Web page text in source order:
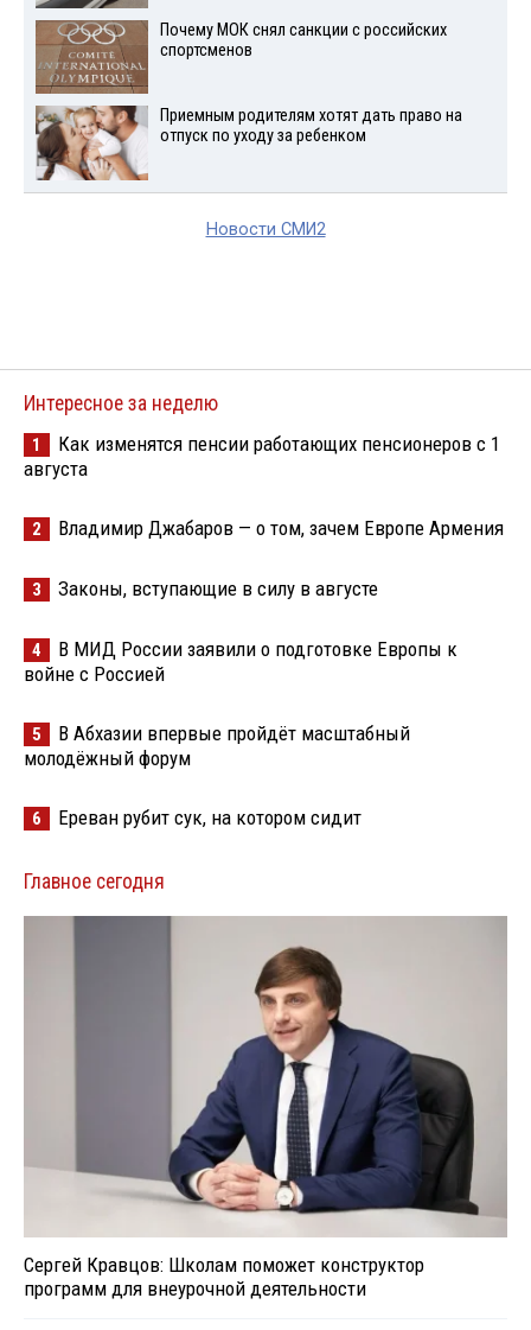
Почему МОК снял санкции с российских
спортсменов
Приемным родителям хотят дать право на
отпуск по уходу за ребенком
Новости СМИ2
Интересное за неделю
1
Как изменятся пенсии работающих пенсионеров с 1
августа
2 Владимир Джабаров — о том, зачем Европе Армения
3 Законы, вступающие в силу в августе
4
В МИД России заявили о подготовке Европы к
войне с Россией
5
В Абхазии впервые пройдёт масштабный
молодёжный форум
6 Ереван рубит сук, на котором сидит
Главное сегодня
Сергей Кравцов: Школам поможет конструктор
программ для внеурочной деятельности